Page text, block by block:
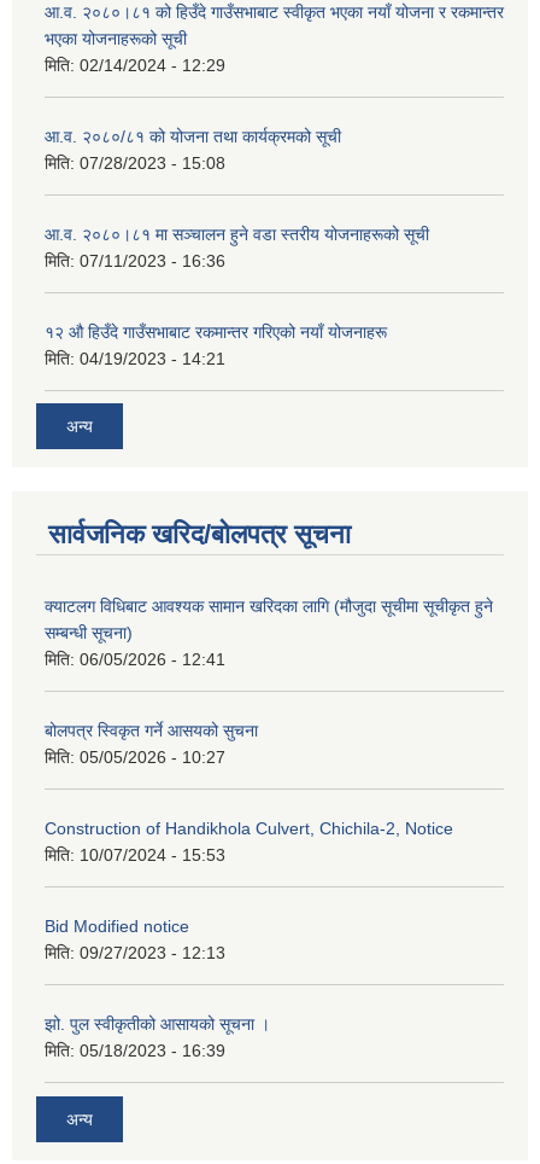
आ.व. २०८०।८१ को हिउँदे गाउँसभाबाट स्वीकृत भएका नयाँ योजना र रकमान्तर
भएका योजनाहरूको सूची
मिति: 02/14/2024 - 12:29
आ.व. २०८०/८१ को योजना तथा कार्यक्रमको सूची
मिति: 07/28/2023 - 15:08
आ.व. २०८०।८१ मा सञ्चालन हुने वडा स्तरीय योजनाहरूको सूची
मिति: 07/11/2023 - 16:36
१२ औ हिउँदे गाउँसभाबाट रकमान्तर गरिएको नयाँ योजनाहरू
मिति: 04/19/2023 - 14:21
अन्य
सार्वजनिक खरिद/बोलपत्र सूचना
क्याटलग विधिबाट आवश्यक सामान खरिदका लागि (मौजुदा सूचीमा सूचीकृत हुने
सम्बन्धी सूचना)
मिति: 06/05/2026 - 12:41
बोलपत्र स्विकृत गर्ने आसयको सुचना
मिति: 05/05/2026 - 10:27
Construction of Handikhola Culvert, Chichila-2, Notice
मिति: 10/07/2024 - 15:53
Bid Modified notice
मिति: 09/27/2023 - 12:13
झो. पुल स्वीकृतीको आसायको सूचना ।
मिति: 05/18/2023 - 16:39
अन्य